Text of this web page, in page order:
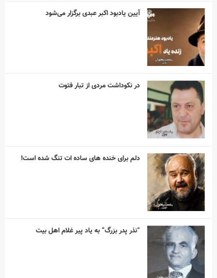
آیین یادبود اکبر عبدی برگزار می‌شود
در نکوداشت مردی از تبار فتوت
دلم برای خنده های ساده ات تنگ شده است!
“نذر پدر بزرگ” به یاد پیر غلام اهل بیت